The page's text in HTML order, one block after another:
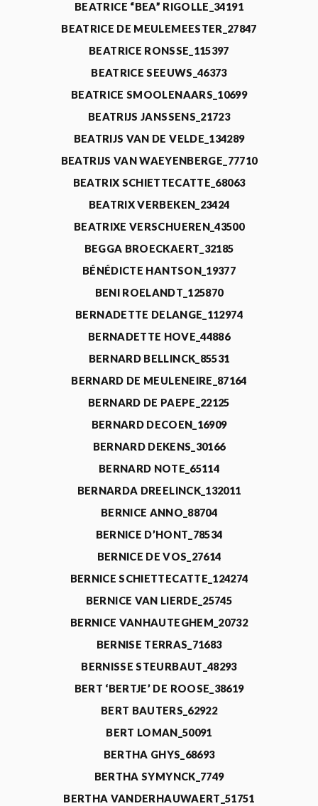
BEATRICE “BEA” RIGOLLE_34191
BEATRICE DE MEULEMEESTER_27847
BEATRICE RONSSE_115397
BEATRICE SEEUWS_46373
BEATRICE SMOOLENAARS_10699
BEATRIJS JANSSENS_21723
BEATRIJS VAN DE VELDE_134289
BEATRIJS VAN WAEYENBERGE_77710
BEATRIX SCHIETTECATTE_68063
BEATRIX VERBEKEN_23424
BEATRIXE VERSCHUEREN_43500
BEGGA BROECKAERT_32185
BÉNÉDICTE HANTSON_19377
BENI ROELANDT_125870
BERNADETTE DELANGE_112974
BERNADETTE HOVE_44886
BERNARD BELLINCK_85531
BERNARD DE MEULENEIRE_87164
BERNARD DE PAEPE_22125
BERNARD DECOEN_16909
BERNARD DEKENS_30166
BERNARD NOTE_65114
BERNARDA DREELINCK_132011
BERNICE ANNO_88704
BERNICE D’HONT_78534
BERNICE DE VOS_27614
BERNICE SCHIETTECATTE_124274
BERNICE VAN LIERDE_25745
BERNICE VANHAUTEGHEM_20732
BERNISE TERRAS_71683
BERNISSE STEURBAUT_48293
BERT ‘BERTJE’ DE ROOSE_38619
BERT BAUTERS_62922
BERT LOMAN_50091
BERTHA GHYS_68693
BERTHA SYMYNCK_7749
BERTHA VANDERHAUWAERT_51751